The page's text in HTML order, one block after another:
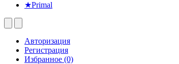
★Primal
Авторизация
Регистрация
Избранное (0)